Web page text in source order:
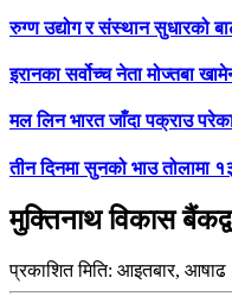
रुग्ण उद्योग र संस्थान सुधारको
इरानका सर्वोच्च नेता मोज्तबा
मल लिन भारत जाँदा पक्राउ परेका
तीन दिनमा सुनको भाउ तोलामा
मुक्तिनाथ विकास
प्रकाशित मिति: आइतबार,